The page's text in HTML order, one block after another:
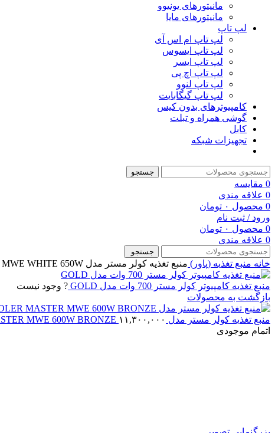
مانیتورهای یونیوو
مانیتورهای مایا
لپ تاپ
لپ تاپ ام اس آی
لپ تاپ ایسوس
لپ تاپ ایسر
لپ تاپ اچ پی
لپ تاپ لنوو
لپ تاپ گیگابایت
کامپیوترهای بدون کیس
گوشی همراه و تبلت
کابل
تجهیزات شبکه
جستجو
0 مقایسه
0 علاقه مندی
0 محصول ۰ تومان
ورود / ثبت نام
0 محصول ۰ تومان
0 علاقه مندی
جستجو
خانه منبع تغذیه (پاور) منبع تغذیه کولر مستر مدل POWER COOLER MASTER MWE WHITE 650W
منبع تغذیه کامپیوتر کولر مستر 700 وات مدل GOLD
? وجود نیست
بازگشت به محصولات
منبع تغذیه کولر مستر مدل POWER COOLER MASTER MWE 600W BRONZE ۱۱,۳۰۰,۰۰۰
اتمام موجودی